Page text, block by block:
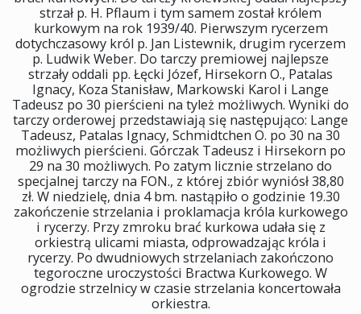
strzał p. H. Pflaum i tym samem został królem
kurkowym na rok 1939/40. Pierwszym rycerzem
dotychczasowy król p. Jan Listewnik, drugim rycerzem
p. Ludwik Weber. Do tarczy premiowej najlepsze
strzały oddali pp. Łęcki Józef, Hirsekorn O., Patalas
Ignacy, Koza Stanisław, Markowski Karol i Lange
Tadeusz po 30 pierścieni na tyleż możliwych. Wyniki do
tarczy orderowej przedstawiają się następująco: Lange
Tadeusz, Patalas Ignacy, Schmidtchen O. po 30 na 30
możliwych pierścieni. Górczak Tadeusz i Hirsekorn po
29 na 30 możliwych. Po zatym licznie strzelano do
specjalnej tarczy na FON., z której zbiór wyniósł 38,80
zł. W niedzielę, dnia 4 bm. nastąpiło o godzinie 19.30
zakończenie strzelania i proklamacja króla kurkowego
i rycerzy. Przy zmroku brać kurkowa udała się z
orkiestrą ulicami miasta, odprowadzając króla i
rycerzy. Po dwudniowych strzelaniach zakończono
tegoroczne uroczystości Bractwa Kurkowego. W
ogrodzie strzelnicy w czasie strzelania koncertowała
orkiestra.